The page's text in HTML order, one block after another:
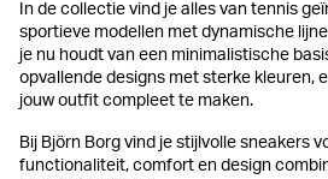
In de collectie vind je alles van tennis
sportieve modellen met dynamische
je nu houdt van een minimalistische
opvallende designs met sterke kleuren,
jouw outfit compleet te maken.
Bij Björn Borg vind je stijlvolle sneakers
functionaliteit, comfort en design